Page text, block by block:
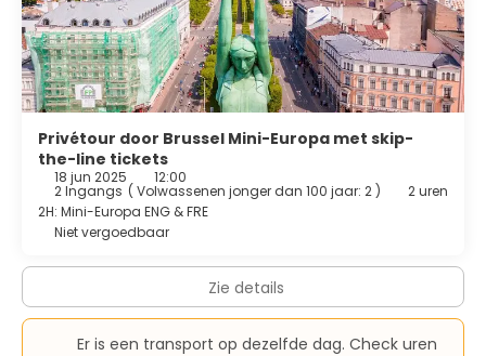
Privétour door Brussel Mini-Europa met skip-
the-line tickets
18 jun 2025 12:00
2 Ingangs ( Volwassenen jonger dan 100 jaar: 2 )
2 uren
2H: Mini-Europa ENG & FRE
Niet vergoedbaar
Zie details
Er is een transport op dezelfde dag. Check uren